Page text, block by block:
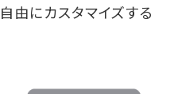
由にカスタマイズする